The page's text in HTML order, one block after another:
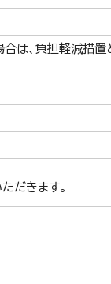
は、負担軽減措置
だきます。